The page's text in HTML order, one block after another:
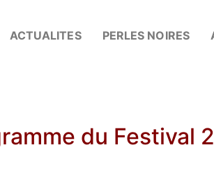
ACTUALITES PERLES NOIRES
du Festival